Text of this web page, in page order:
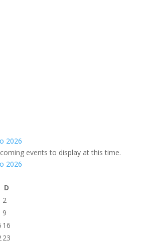
2026
events to display at this time.
2026
D
2
9
16
23